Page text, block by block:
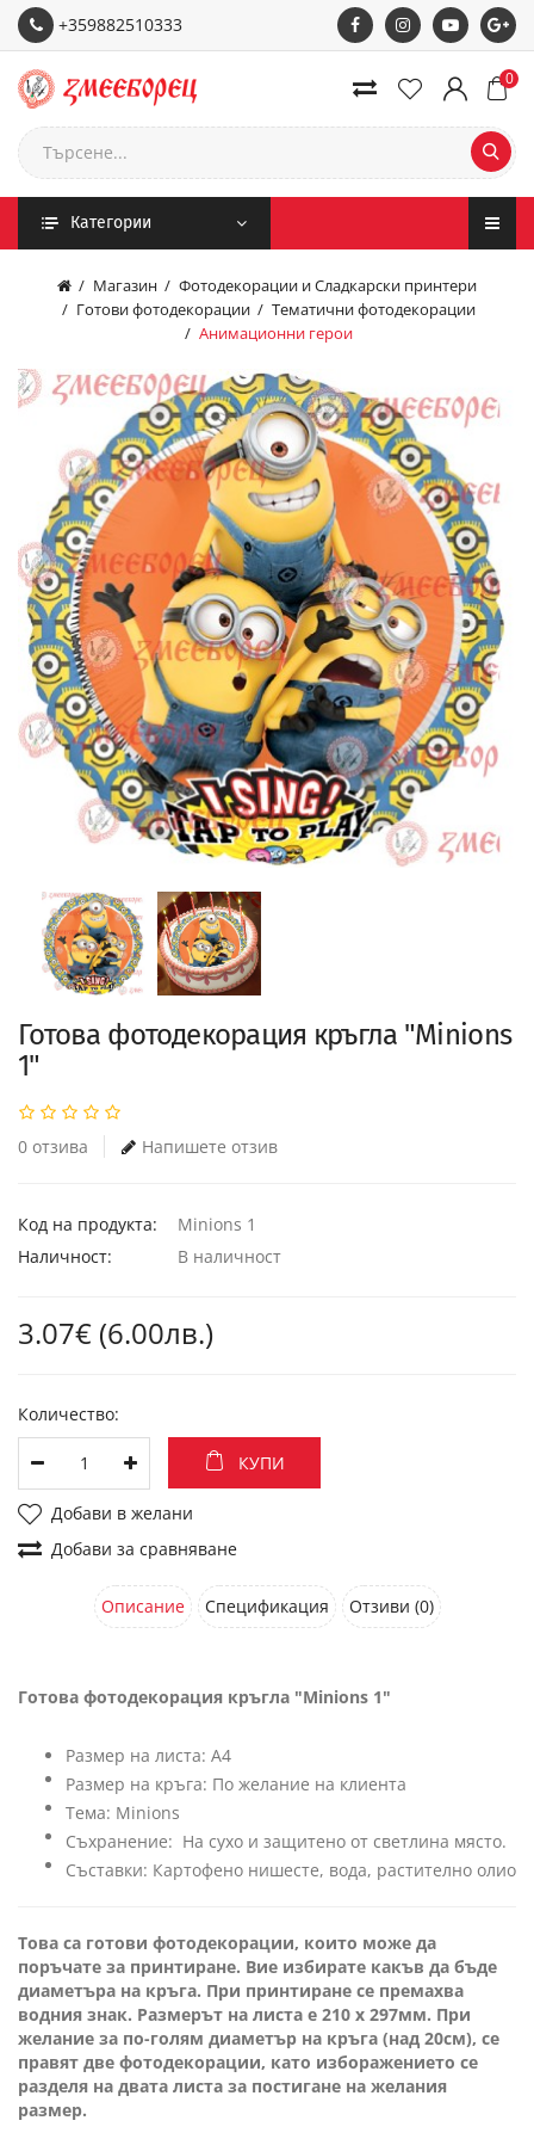
+359882510333
0
Категории
Магазин
Фотодекорации и Сладкарски принтери
Готови фотодекорации
Тематични фотодекорации
Анимационни герои
Готова фотодекорация кръгла "Minions
1"
0 отзива Напишете отзив
Код на продукта:
Minions 1
Наличност:
В наличност
3.07€ (6.00лв.)
Количество:
КУПИ
Добави в желани
Добави за сравняване
Описание Спецификация Отзиви (0)
Готова фотодекорация кръгла "Minions 1"
Размер на листа: А4
Размер на кръга: По желание на клиента
Тема: Minions
Съхранение: На сухо и защитено от светлина място.
Съставки: Картофено нишесте, вода, растително олио
Това са готови фотодекорации, които може да
поръчате за принтиране. Вие избирате какъв да бъде
диаметъра на кръга. При принтиране се премахва
водния знак. Размерът на листа е 210 x 297мм. При
желание за по-голям диаметър на кръга (над 20см), се
правят две фотодекорации, като изборажението се
разделя на двата листа за постигане на желания
размер.